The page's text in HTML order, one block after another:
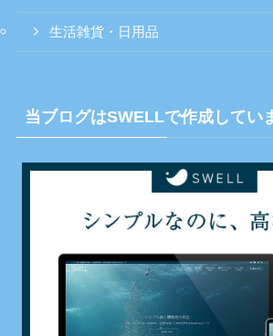
生活雑貨・日用品
当ブログはSWELLで作成してい